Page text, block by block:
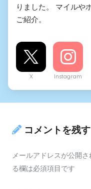
りました。 マイルや
ご紹介。
X Instagram
コメントを残す
メールアドレスが公開さ
る欄は必須項目です